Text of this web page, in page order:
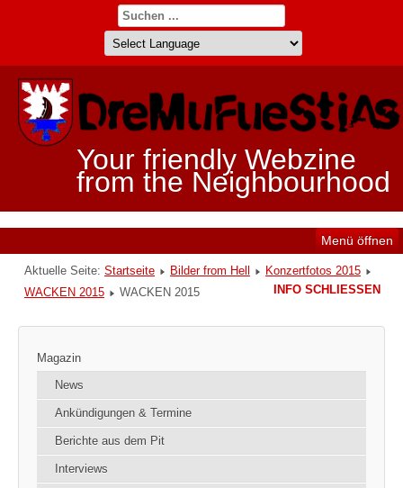
Your friendly Webzine
from the Neighbourhood
Menü öffnen
Aktuelle Seite: Startseite Bilder from Hell
Konzertfotos 2015
WACKEN 2015
WACKEN 2015
Magazin
News
Ankündigungen & Termine
Berichte aus dem Pit
Interviews
INFO SCHLIESSEN